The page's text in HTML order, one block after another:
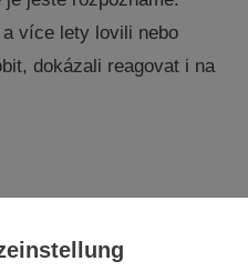
více lety lovili nebo
dokázali reagovat i na
však stopy lidí jasně
bronzu – kontakty s